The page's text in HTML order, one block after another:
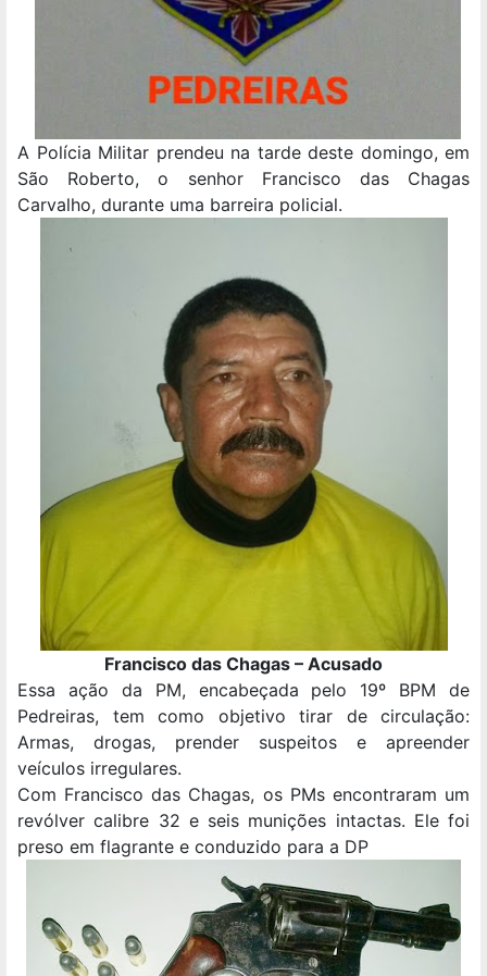
A Polícia Militar prendeu na tarde deste domingo, em
São Roberto, o senhor Francisco das Chagas
Carvalho, durante uma barreira policial.
Francisco das Chagas – Acusado
Essa ação da PM, encabeçada pelo 19º BPM de
Pedreiras, tem como objetivo tirar de circulação:
Armas, drogas, prender suspeitos e apreender
veículos irregulares.
Com Francisco das Chagas, os PMs encontraram um
revólver calibre 32 e seis munições intactas. Ele foi
preso em flagrante e conduzido para a DP